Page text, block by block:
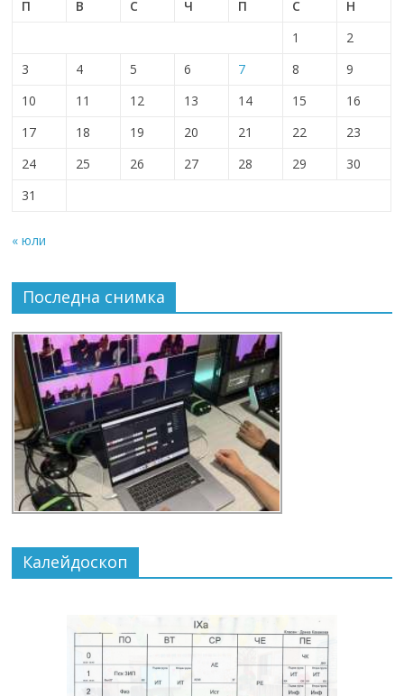
П В С Ч П С
Н
1
2
3
4 5 6 7 8
9
10
11 12 13 14 15
16
17
18 19 20 21 22
23
24
25 26 27 28 29
30
31
« юли
Последна снимка
Калейдоскоп